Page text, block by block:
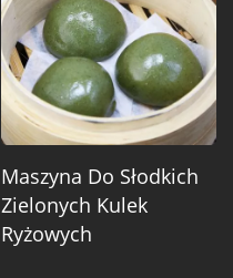
Maszyna Do Słodkich
Zielonych Kulek
Ryżowych